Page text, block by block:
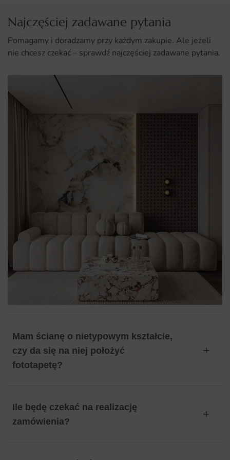
co czyni ją idealnym wyborem dla każdego.
Najczęściej zadawane pytania
Pomagamy i doradzamy przy każdym zakupie. Ale jeżeli
nie chcesz czekać – sprawdź najczęściej zadawane pytania.
Mam ścianę o nietypowym kształcie,
czy da się na niej położyć
fototapetę?
Ile będę czekać na realizację
zamówienia?